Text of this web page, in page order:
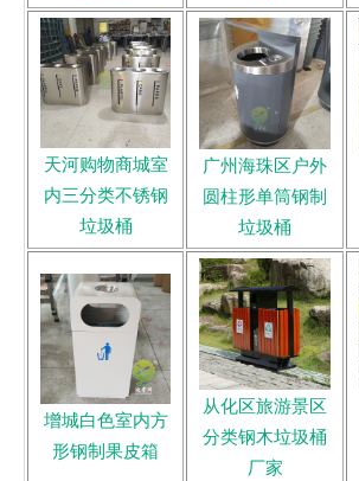
天河购物商城室
内三分类不锈钢
垃圾桶
广州海珠区户外
圆柱形单筒钢制
垃圾桶
增城白色室内方
形钢制果皮箱
从化区旅游景区
分类钢木垃圾桶
厂家